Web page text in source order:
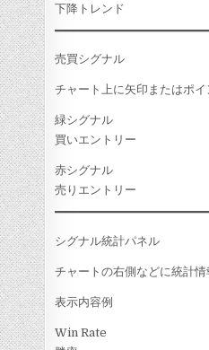
下降トレンド
売買シグナル
チャート上に矢印またはポイ
緑シグナル
買いエントリー
赤シグナル
売りエントリー
シグナル統計パネル
チャートの右側などに統計情
表示内容例
Win Rate